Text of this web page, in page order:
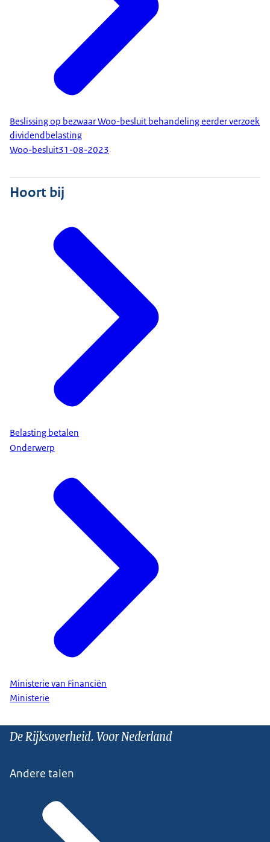
Beslissing op bezwaar Woo-besluit behandeling eerder verzoek
dividendbelasting
Woo-besluit31-08-2023
Hoort bij
Belasting betalen
Onderwerp
Ministerie van Financiën
Ministerie
De Rijksoverheid. Voor Nederland
Andere talen